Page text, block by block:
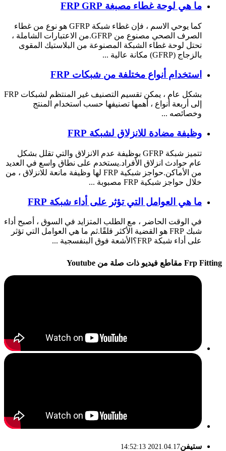
ما هي لوحة غطاء مصبغة FRP GRP
كما يوحي الاسم ، فإن غطاء شبكة GFRP هو نوع من غطاء
الصرف الصحي مصنوع من GFRP.من الاعتبارات الشاملة ،
تحتل لوحة غطاء الشبكة المصنوعة من البلاستيك المقوى
بالزجاج (GFRP) مكانة عالية ...
استخدام أنواع مختلفة من شبكات FRP
بشكل عام ، يمكن تقسيم التصنيف غير المنتظم لشبكات FRP
إلى أربعة أنواع ، أهمها تصنيفها حسب استخدام المنتج
وخصائصه ...
وظيفة مضادة للانزلاق لشبكة FRP
تتميز شبكة GFRP بوظيفة عدم الانزلاق والتي تقلل بشكل
عام حوادث انزلاق الأفراد.يستخدم على نطاق واسع في العديد
من الأماكن.حواجز شبكية FRP لها وظيفة مانعة للانزلاق ، من
خلال حواجز شبكية FRP مصبوبة ...
ما هي العوامل التي تؤثر على أداء شبكة FRP
في الوقت الحاضر ، مع الطلب المتزايد في السوق ، أصبح أداء
شبك FRP هو القضية الأكثر قلقًا.ثم ما هي العوامل التي تؤثر
على أداء شبكة FRP؟الأشعة فوق البنفسجية ...
Frp Fitting مقاطع فيديو ذات صلة من Youtube
ستيفن2021.04.17 14:52:13